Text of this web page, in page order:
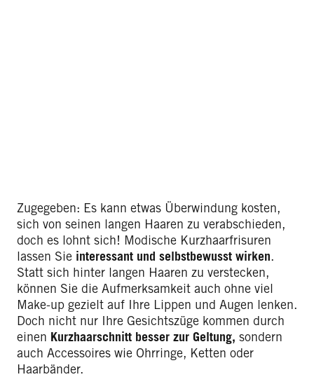
Zugegeben: Es kann etwas Überwindung kosten,
sich von seinen langen Haaren zu verabschieden,
doch es lohnt sich! Modische Kurzhaarfrisuren
lassen Sie interessant und selbstbewusst wirken.
Statt sich hinter langen Haaren zu verstecken,
können Sie die Aufmerksamkeit auch ohne viel
Make-up gezielt auf Ihre Lippen und Augen lenken.
Doch nicht nur Ihre Gesichtszüge kommen durch
einen Kurzhaarschnitt besser zur Geltung, sondern
auch Accessoires wie Ohrringe, Ketten oder
Haarbänder.